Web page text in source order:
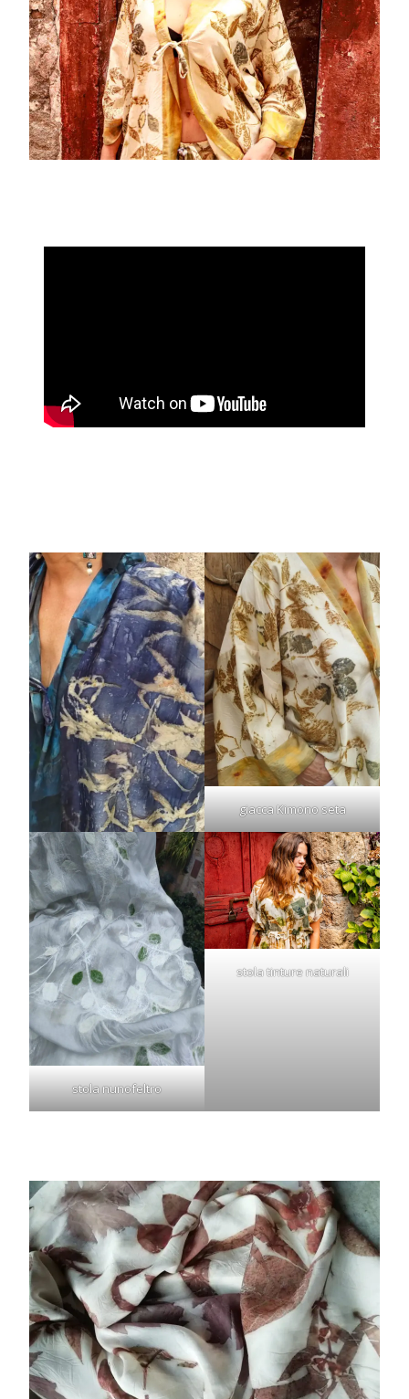
giacca Kimono seta
stola nunofeltro
stola tinture naturali